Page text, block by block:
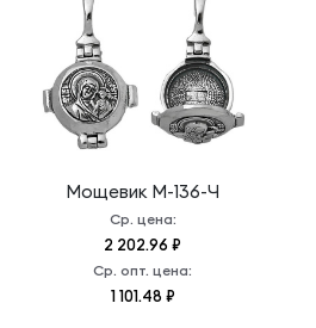
Мощевик М-136-Ч
Ср. цена:
2 202.96 ₽
Ср. опт. цена:
1 101.48 ₽